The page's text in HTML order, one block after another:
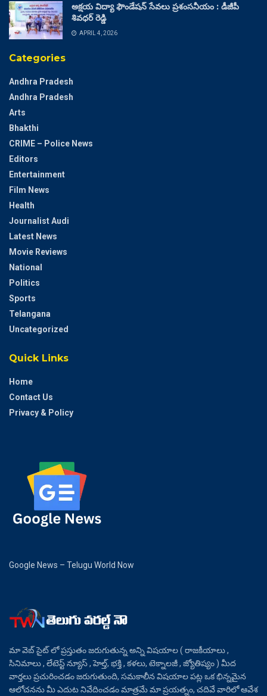
అక్షయ విద్యా ఫౌండేషన్ సేవలు ప్రశంసనీయం : డీజీపీ
శివధర్ రెడ్డి
APRIL 4, 2026
Categories
Andhra Pradesh
Andhra Pradesh
Arts
Bhakthi
CRIME – Police News
Editors
Entertainment
Film News
Health
Journalist Audi
Latest News
Movie Reviews
National
Politics
Sports
Telangana
Uncategorized
Quick Links
Home
Contact Us
Privacy & Policy
Google News – Telugu World Now
మా వెబ్ సైట్ లో ప్రస్తుతం జరుగుతున్న అన్ని విషయాల ( రాజకీయాలు ,
సినిమాలు , లేటెస్ట్ న్యూస్ , హెల్త్, భక్తి , కళలు, టెక్నాలజీ , జ్యోతిష్యం ) మీద
వార్తలు ప్రచురించడం జరుగుతుంది, సమకాలీన విషయాల పట్ల ఒక భిన్నమైన
ఆలోచనను మీ ఎదుట నివేదించడం మాత్రమే మా ప్రయత్నం, చదివే వారిలో ఆవేశ